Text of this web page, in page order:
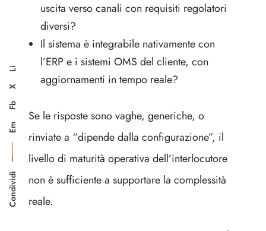
uscita verso canali con requisiti regolatori
diversi?
Il sistema è integrabile nativamente con
l’ERP e i sistemi OMS del cliente, con
aggiornamenti in tempo reale?
Se le risposte sono vaghe, generiche, o
rinviate a “dipende dalla configurazione”, il
livello di maturità operativa dell’interlocutore
non è sufficiente a supportare la complessità
reale.
Condividi
Em
Fb
X
Li